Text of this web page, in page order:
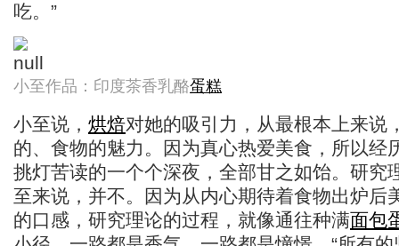
吃。”
小至作品：印度茶香乳酪蛋糕
小至说， 烘焙对她的吸引力，从最根本上来说
的、食物的魅力。因为真心热爱美食，所以经
挑灯苦读的一个个深夜，全部甘之如饴。研究
至来说，并不。因为从内心期待着食物出炉后
的口感，研究理论的过程，就像通往种满面包